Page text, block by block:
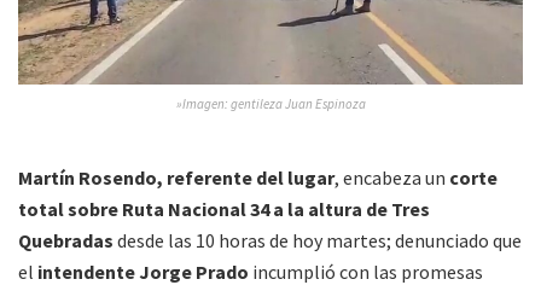
»Imagen: gentileza Juan Espinoza
Martín Rosendo, referente del lugar, encabeza un corte
total sobre Ruta Nacional 34 a la altura de Tres
Quebradas desde las 10 horas de hoy martes; denunciado que
el intendente Jorge Prado incumplió con las promesas